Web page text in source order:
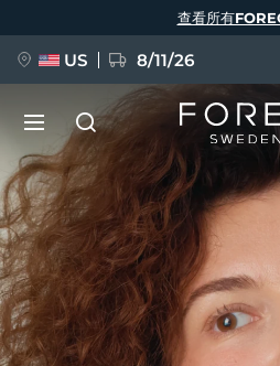
查看所有
US 8/11/26
新品
FAQ™ Pure Beauty-Tech
BREAKING NEWS
语言
English Deutsch
Français
Italiano